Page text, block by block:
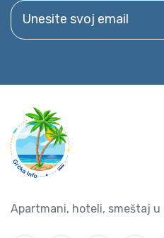
Unesite svoj email
Apartmani, hoteli, smeštaj u